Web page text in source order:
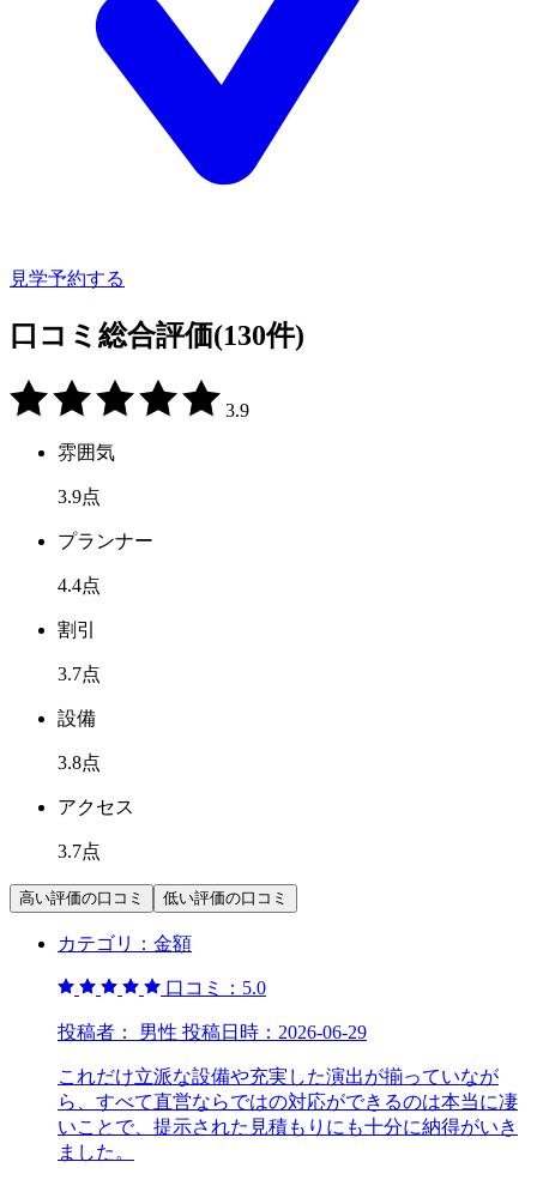
見学予約する
口コミ総合評価(130件)
3.9
雰囲気
3.9点
プランナー
4.4点
割引
3.7点
設備
3.8点
アクセス
3.7点
高い評価の口コミ 低い評価の口コミ
カテゴリ： 金額
口コミ： 5.0
投稿者： 男性 投稿日時： 2026-06-29
これだけ立派な設備や充実した演出が揃っていなが
ら、すべて直営ならではの対応ができるのは本当に凄
いことで、提示された見積もりにも十分に納得がいき
ました。